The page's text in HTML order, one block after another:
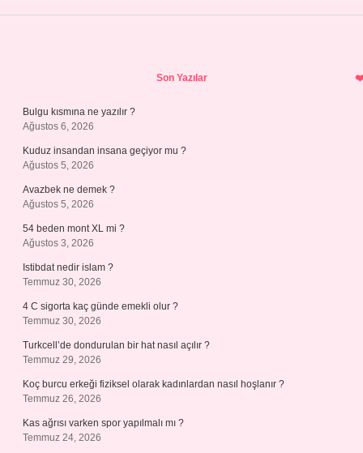
Son Yazılar
Bulgu kısmına ne yazılır ?
Ağustos 6, 2026
Kuduz insandan insana geçiyor mu ?
Ağustos 5, 2026
Avazbek ne demek ?
Ağustos 5, 2026
54 beden mont XL mi ?
Ağustos 3, 2026
Istibdat nedir islam ?
Temmuz 30, 2026
4 C sigorta kaç günde emekli olur ?
Temmuz 30, 2026
Turkcell’de dondurulan bir hat nasıl açılır ?
Temmuz 29, 2026
Koç burcu erkeği fiziksel olarak kadınlardan nasıl hoşlanır ?
Temmuz 26, 2026
Kas ağrısı varken spor yapılmalı mı ?
Temmuz 24, 2026